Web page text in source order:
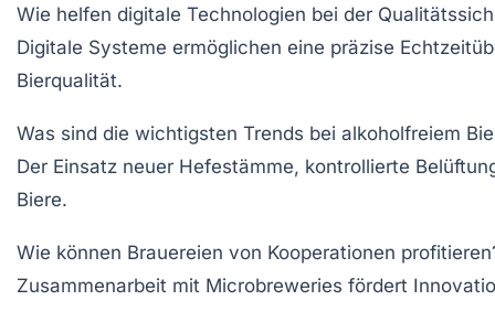
Wie helfen digitale Technologien bei der
Digitale Systeme ermöglichen eine präzise
Bierqualität.
Was sind die wichtigsten Trends bei alkoholfreiem
Der Einsatz neuer Hefestämme, kontrollierte
Biere.
Wie können Brauereien von Kooperationen
Zusammenarbeit mit Microbreweries fördert